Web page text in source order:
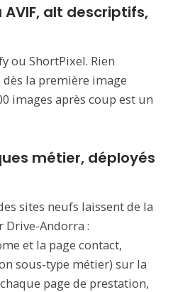
AVIF, alt descriptifs,
ou ShortPixel. Rien
la première image
images après coup est un
métier, déployés
sites neufs laissent de la
Drive-Andorra :
et la page contact,
sous-type métier) sur la
page de prestation,